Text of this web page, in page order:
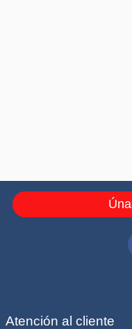
Atención al cliente